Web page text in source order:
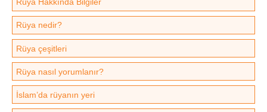
Rüya nedir?
Rüya çeşitleri
Rüya nasıl yorumlanır?
İslam’da rüyanın yeri